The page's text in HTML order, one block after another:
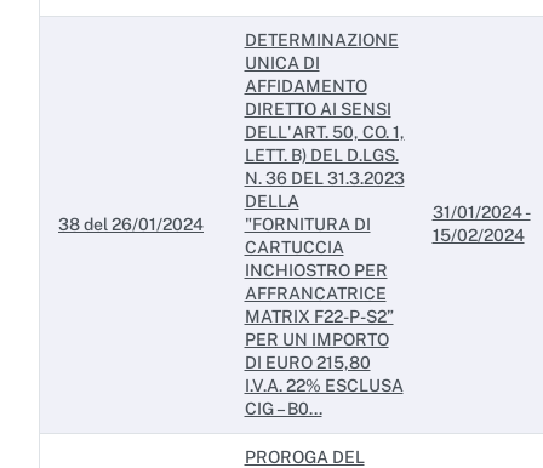
38 del 26/01/2024
DETERMINAZIONE
UNICA DI
AFFIDAMENTO
DIRETTO AI SENSI
DELL'ART. 50, CO. 1,
LETT. B) DEL D.LGS.
N. 36 DEL 31.3.2023
DELLA
"FORNITURA DI
CARTUCCIA
INCHIOSTRO PER
AFFRANCATRICE
MATRIX F22-P-S2”
PER UN IMPORTO
DI EURO 215,80
I.V.A. 22% ESCLUSA
CIG – B0...
31/01/2024 -
15/02/2024
PROROGA DEL